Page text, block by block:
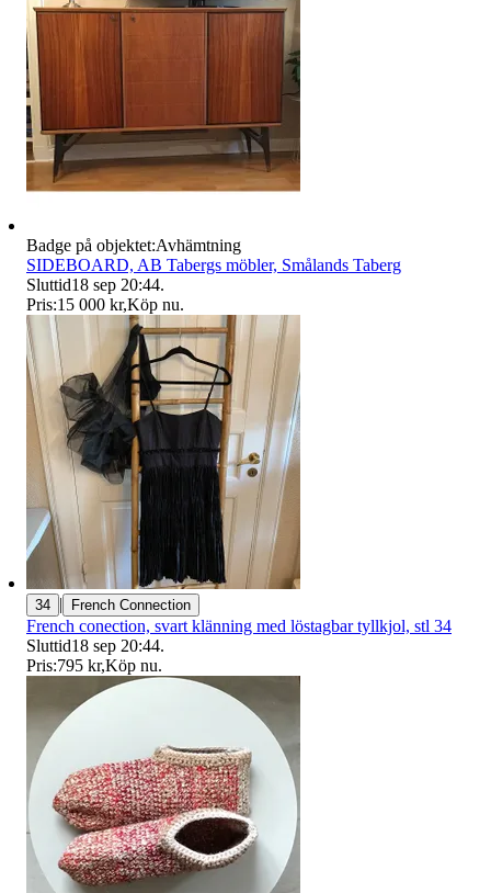
Badge på objektet:Avhämtning
SIDEBOARD, AB Tabergs möbler, Smålands Taberg
Sluttid18 sep 20:44.
Pris:15 000 kr,Köp nu.
34 | French Connection
French conection, svart klänning med löstagbar tyllkjol, stl 34
Sluttid18 sep 20:44.
Pris:795 kr,Köp nu.